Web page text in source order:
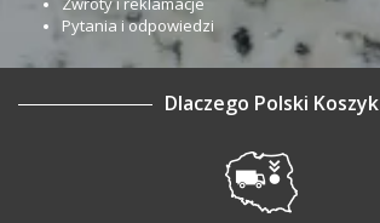
Pytania i odpowiedzi
Dlaczego Polski Koszyk